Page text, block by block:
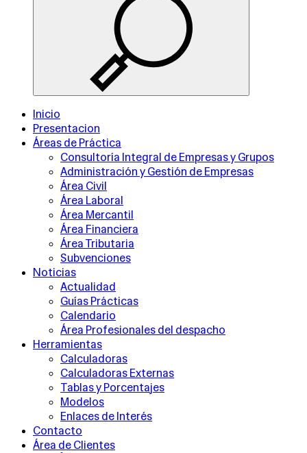
Inicio
Presentacion
Áreas de Práctica
Consultoría Integral de Empresas y Grupos
Administración y Gestión de Empresas
Área Civil
Área Laboral
Área Mercantil
Área Financiera
Área Tributaria
Subvenciones
Noticias
Actualidad
Guías Prácticas
Calendario
Área Profesionales del despacho
Herramientas
Calculadoras
Calculadoras Externas
Tablas y Porcentajes
Modelos
Enlaces de Interés
Contacto
Área de Clientes